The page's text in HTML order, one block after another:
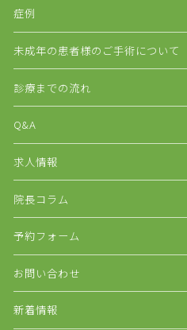
症例
未成年の患者様のご手術について
診療までの流れ
Q&A
求人情報
院長コラム
予約フォーム
お問い合わせ
新着情報